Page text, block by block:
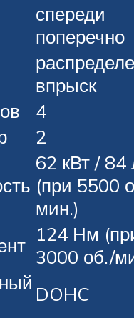
спереди
поперечно
впрыск
4
2
62 кВт / 84
(при 5500
мин.)
124 Нм
3000 об./
DOHC